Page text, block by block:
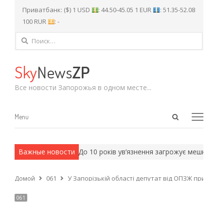
Приватбанк: ($) 1 USD : 44.50-45.05 1 EUR
: 51.35-52.08
100 RUR
: -
Найти:
SkyNewsZP
Все новости Запорожья в одном месте...
Open
Menu
Menu
Важные новости
методы. До 10 років ув’язнення загрожує
Домой 061 У Запорізькій області депутат від ОПЗЖ
061